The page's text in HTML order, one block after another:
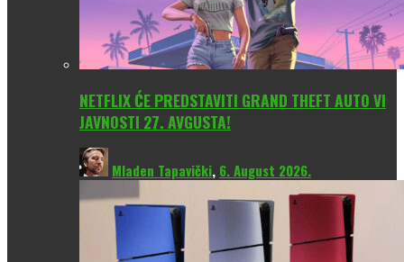
NETFLIX ĆE PREDSTAVITI GRAND THEFT AUTO VI
JAVNOSTI 27. AVGUSTA!
Mladen Tapavički, 6. August 2026.